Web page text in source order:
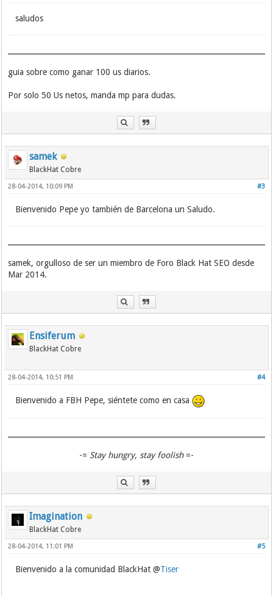
saludos
guia sobre como ganar 100 us diarios.
Por solo 50 Us netos, manda mp para dudas.
samek
BlackHat Cobre
#3
28-04-2014, 10:09 PM
Bienvenido Pepe yo también de Barcelona un Saludo.
samek, orgulloso de ser un miembro de Foro Black Hat SEO desde
Mar 2014.
Ensiferum
BlackHat Cobre
#4
28-04-2014, 10:51 PM
Bienvenido a FBH Pepe, siéntete como en casa
-= Stay hungry, stay foolish=-
Imagination
BlackHat Cobre
#5
28-04-2014, 11:01 PM
Bienvenido a la comunidad BlackHat @Tiser